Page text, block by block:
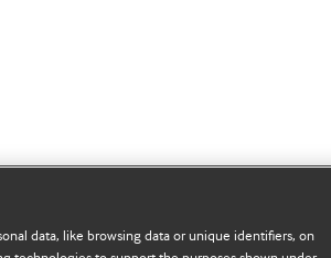
data, like browsing data or unique identifiers, on